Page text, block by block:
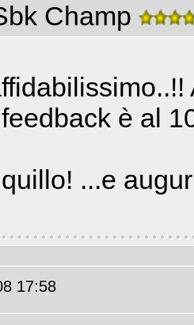
Champ
è al
...e
17:58